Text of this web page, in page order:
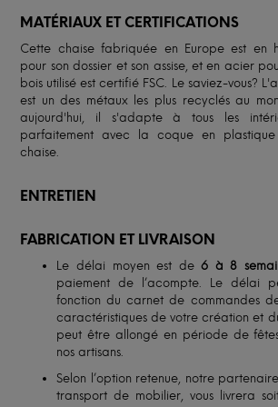
MATÉRIAUX ET CERTIFICATIONS
Cette chaise fabriquée en Europe est en
pour son dossier et son assise, et en acier
bois utilisé est certifié FSC. Le saviez-vous?
est un des métaux les plus recyclés au
aujourd'hui, il s'adapte à tous les
parfaitement avec la coque en
chaise.
ENTRETIEN
FABRICATION ET LIVRAISON
Le délai moyen est de6 à 8
paiement de l’acompte. Le délai
fonction du carnet de commandes
caractéristiques de votre création et
peut être allongé en période de
nos artisans.
Selon l’option retenue, notre
transport de mobilier, vous livrera